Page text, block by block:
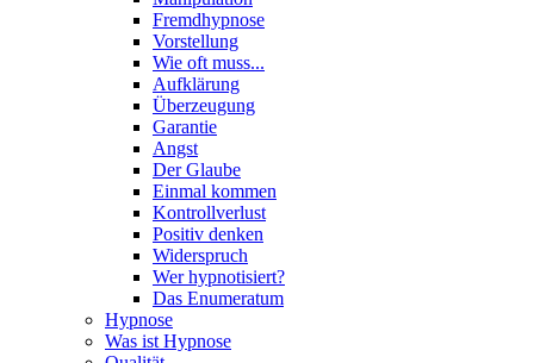
Fremdhypnose
Vorstellung
Wie oft muss...
Aufklärung
Überzeugung
Garantie
Angst
Der Glaube
Einmal kommen
Kontrollverlust
Positiv denken
Widerspruch
Wer hypnotisiert?
Das Enumeratum
Hypnose
Was ist Hypnose